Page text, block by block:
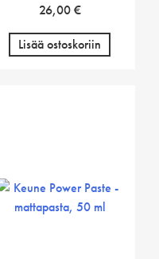
26,00€
Lisää ostoskoriin